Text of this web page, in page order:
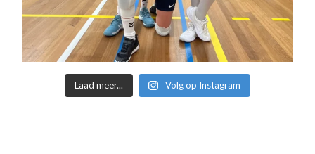
Laad meer... Volg op Instagram